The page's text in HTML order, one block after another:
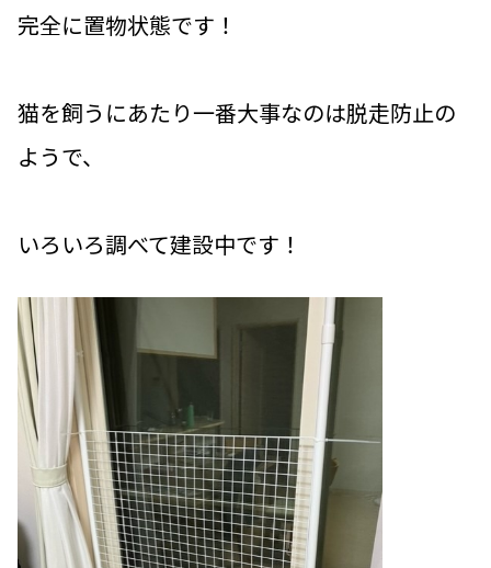
完全に置物状態です！
猫を飼うにあたり一番大事なのは脱走防止の
ようで、
いろいろ調べて建設中です！